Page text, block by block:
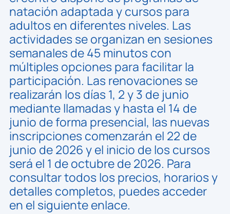
natación adaptada y cursos para
adultos en diferentes niveles. Las
actividades se organizan en sesiones
semanales de 45 minutos con
múltiples opciones para facilitar la
participación. Las renovaciones se
realizarán los días 1, 2 y 3 de junio
mediante llamadas y hasta el 14 de
junio de forma presencial, las nuevas
inscripciones comenzarán el 22 de
junio de 2026 y el inicio de los cursos
será el 1 de octubre de 2026. Para
consultar todos los precios, horarios y
detalles completos, puedes acceder
en el siguiente enlace.